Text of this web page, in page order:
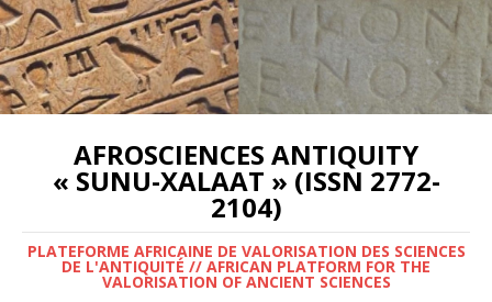
AFROSCIENCES ANTIQUITY
« SUNU-XALAAT » (ISSN 2772-
2104)
PLATEFORME AFRICAINE DE VALORISATION DES SCIENCES
DE L'ANTIQUITÉ // AFRICAN PLATFORM FOR THE
VALORISATION OF ANCIENT SCIENCES